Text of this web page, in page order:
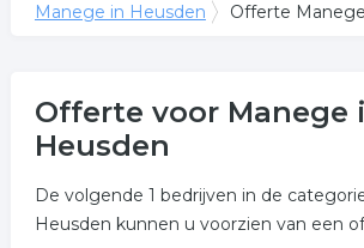
Manege in Heusden Offerte
Offerte voor Manege
Heusden
De volgende 1 bedrijven in de
Heusden kunnen u voorzien van een